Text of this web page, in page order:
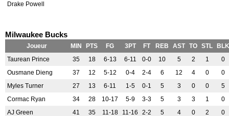
Drake Powell
Milwaukee Bucks
Joueur MIN PTS FG 3PT FT REB AST TO STL
BLK
Taurean Prince
35 18 6-13 6-11 0-0 10 5 2 1
0
Ousmane Dieng
37 12 5-12 0-4 2-4 6 12 4 0
0
Myles Turner
27 13 6-11 1-5 0-1 5 3 0 0
5
Cormac Ryan
34 28 10-17 5-9 3-3 5 3 3 1
0
AJ Green
41 35 11-18 11-16 2-2 5 4 0 2
0